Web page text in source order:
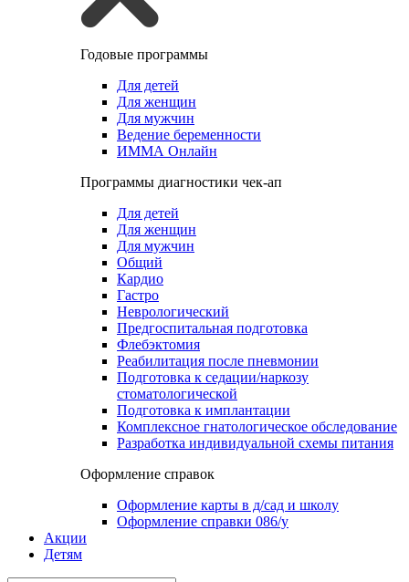
Годовые программы
Для детей
Для женщин
Для мужчин
Ведение беременности
ИММА Онлайн
Программы диагностики чек-ап
Для детей
Для женщин
Для мужчин
Общий
Кардио
Гастро
Неврологический
Предгоспитальная подготовка
Флебэктомия
Реабилитация после пневмонии
Подготовка к седации/наркозу
стоматологической
Подготовка к имплантации
Комплексное гнатологическое обследование
Разработка индивидуальной схемы питания
Оформление справок
Оформление карты в д/сад и школу
Оформление справки 086/у
Акции
Детям